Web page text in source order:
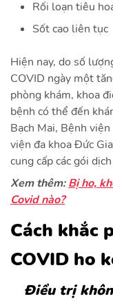
Rối loạn tiêu
Sốt cao liên tục
Hiện nay, do số
COVID ngày một
phòng khám, khoa
bệnh có thể đến
Bạch Mai, Bệnh
viện đa khoa Đức
cung cấp các gói
Xem thêm:Bị ho,
Covid nào?
Cách khắc
COVID ho
Điều trị